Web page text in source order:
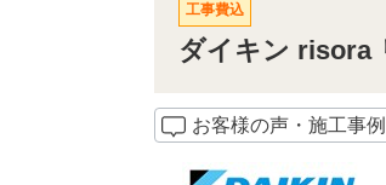
工事費込
ダイキン risora
お客様の声・施工事例